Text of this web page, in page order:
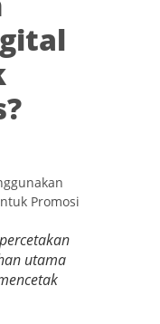
utama